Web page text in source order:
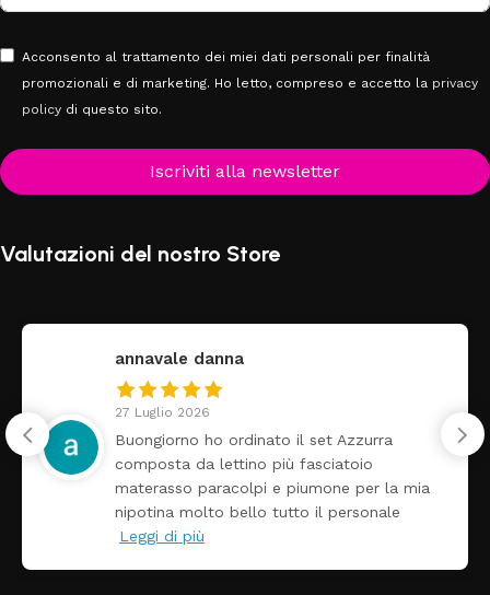
Acconsento al trattamento dei miei dati personali per finalità
promozionali e di marketing. Ho letto, compreso e accetto la privacy
policy di questo sito.
Iscriviti alla newsletter
Valutazioni del nostro Store
annavale danna
27 Luglio 2026
Buongiorno ho ordinato il set Azzurra
composta da lettino più fasciatoio
materasso paracolpi e piumone per la mia
nipotina molto bello tutto il personale